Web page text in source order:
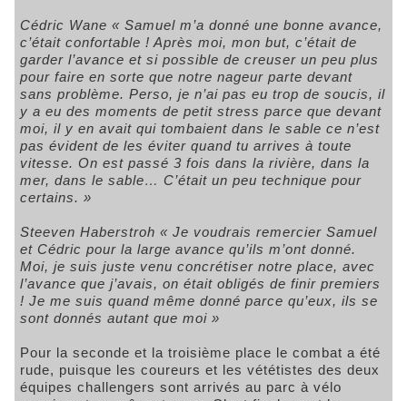
Cédric Wane « Samuel m’a donné une bonne avance,
c’était confortable ! Après moi, mon but, c’était de
garder l’avance et si possible de creuser un peu plus
pour faire en sorte que notre nageur parte devant
sans problème. Perso, je n’ai pas eu trop de soucis, il
y a eu des moments de petit stress parce que devant
moi, il y en avait qui tombaient dans le sable ce n’est
pas évident de les éviter quand tu arrives à toute
vitesse. On est passé 3 fois dans la rivière, dans la
mer, dans le sable… C’était un peu technique pour
certains. »
Steeven Haberstroh « Je voudrais remercier Samuel
et Cédric pour la large avance qu’ils m’ont donné.
Moi, je suis juste venu concrétiser notre place, avec
l’avance que j’avais, on était obligés de finir premiers
! Je me suis quand même donné parce qu’eux, ils se
sont donnés autant que moi »
Pour la seconde et la troisième place le combat a été
rude, puisque les coureurs et les vététistes des deux
équipes challengers sont arrivés au parc à vélo